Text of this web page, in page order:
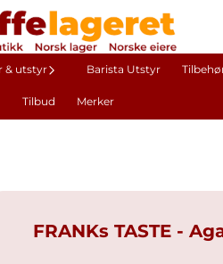
& utstyr Barista Utstyr
Tilbud Merker
FRANKs TASTE -